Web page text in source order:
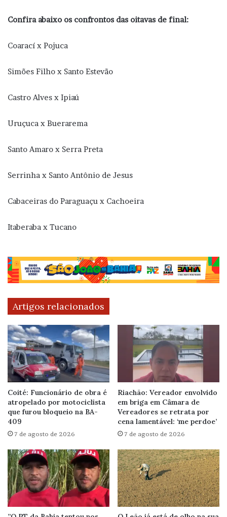
Confira abaixo os confrontos das oitavas de final:
Coarací x Pojuca
Simões Filho x Santo Estevão
Castro Alves x Ipiaú
Uruçuca x Buerarema
Santo Amaro x Serra Preta
Serrinha x Santo Antônio de Jesus
Cabaceiras do Paraguaçu x Cachoeira
Itaberaba x Tucano
Artigos relacionados
Coité: Funcionário de obra é
atropelado por motociclista
que furou bloqueio na BA-
409
7 de agosto de 2026
Riachão: Vereador envolvido
em briga em Câmara de
Vereadores se retrata por
cena lamentável: ‘me perdoe’
7 de agosto de 2026